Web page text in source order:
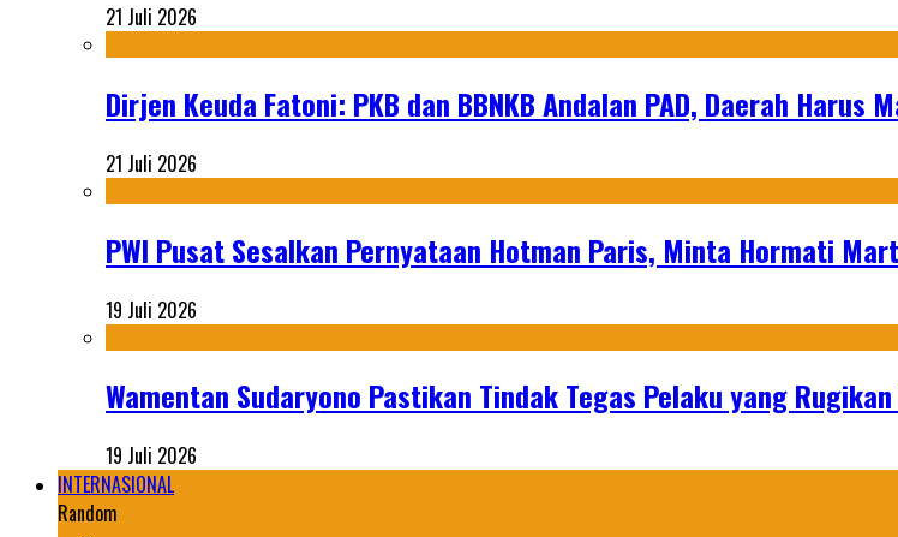
21 Juli 2026
Dirjen Keuda Fatoni: PKB dan BBNKB Andalan PAD, Daerah Harus
21 Juli 2026
PWI Pusat Sesalkan Pernyataan Hotman Paris, Minta Hormati
19 Juli 2026
Wamentan Sudaryono Pastikan Tindak Tegas Pelaku yang
19 Juli 2026
INTERNASIONAL
Random